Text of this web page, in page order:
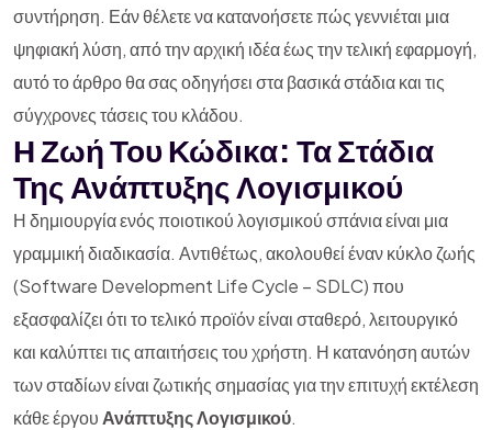
συντήρηση. Εάν θέλετε να κατανοήσετε πώς γεννιέται μια
ψηφιακή λύση, από την αρχική ιδέα έως την τελική εφαρμογή,
αυτό το άρθρο θα σας οδηγήσει στα βασικά στάδια και τις
σύγχρονες τάσεις του κλάδου.
Η Ζωή Του Κώδικα: Τα Στάδια
Της Ανάπτυξης Λογισμικού
Η δημιουργία ενός ποιοτικού λογισμικού σπάνια είναι μια
γραμμική διαδικασία. Αντιθέτως, ακολουθεί έναν κύκλο ζωής
(Software Development Life Cycle – SDLC) που
εξασφαλίζει ότι το τελικό προϊόν είναι σταθερό, λειτουργικό
και καλύπτει τις απαιτήσεις του χρήστη. Η κατανόηση αυτών
των σταδίων είναι ζωτικής σημασίας για την επιτυχή εκτέλεση
κάθε έργου Ανάπτυξης Λογισμικού.